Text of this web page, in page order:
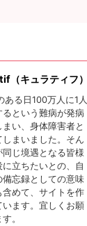
（キュラティフ）
ある日100万人に1人
るという難病が発病
まい、身体障害者と
しまいました。そん
同じ境遇となる皆様
に立ちたいとの、自
備忘録としての意味
含めて、サイトを作
います。宜しくお願
。